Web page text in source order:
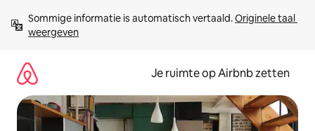
direct
naar
Sommige informatie is automatisch vertaald. Originele taal
weergeven
Je ruimte op Airbnb zetten